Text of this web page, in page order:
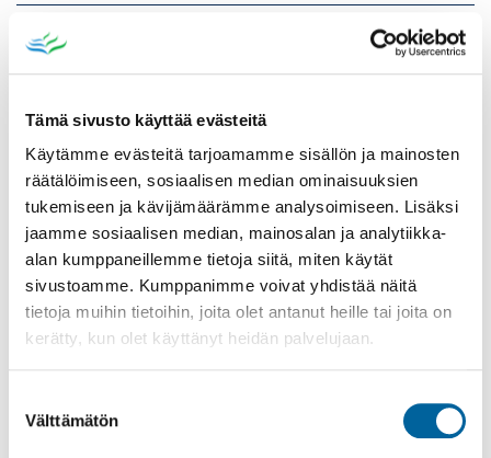
Tämä sivusto käyttää evästeitä
Käytämme evästeitä tarjoamamme sisällön ja mainosten
räätälöimiseen, sosiaalisen median ominaisuuksien
tukemiseen ja kävijämäärämme analysoimiseen. Lisäksi
jaamme sosiaalisen median, mainosalan ja analytiikka-
alan kumppaneillemme tietoja siitä, miten käytät
sivustoamme. Kumppanimme voivat yhdistää näitä
tietoja muihin tietoihin, joita olet antanut heille tai joita on
kerätty, kun olet käyttänyt heidän palvelujaan.
valinta
Välttämätön
IKAALISTEN KYLÄT
IKAALISTEN KYLÄT AIROMPAA IKAALISTA
JYLLI
KARTTU
KILVAKKALAN KYLÄT
TUTUSTU KILVAKKALAN KYLIIN
ELÄMÄ KYLÄSSÄ
PALVELUT JA YRITYKSET